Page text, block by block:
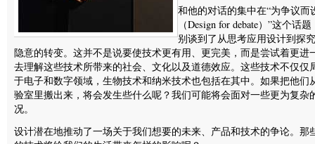
和他的对话的集中在“为争议而
（Design for debate）”这个话
别谈到了从思考应用设计到探
隐意的转变。这并不是说要使技术更有用、更完美，而是尝试着更进
去理解这些技术所带来的社会、文化以及道德效应。这些技术不仅仅
于电子和数字领域，生物技术和纳米技术也包括在其中。如果把他们
验室里搬出来，将会发生些什么呢？我们可能将会面对一些更为复杂
况。
设计潜在地推动了一场关于我们想要的未来、产品和技术的争论。那